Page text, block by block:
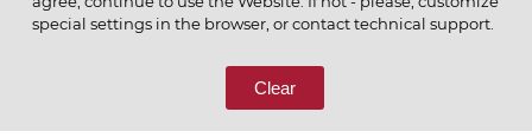
ПОЗВОНИТЕ НАМ
8 (800) 333-65-66
special settings in the browser, or contact technical support.
Clear